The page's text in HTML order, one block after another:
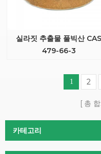
실라짓 추출물 풀빅산 CAS
479-66-3
1 2
총
카테고리